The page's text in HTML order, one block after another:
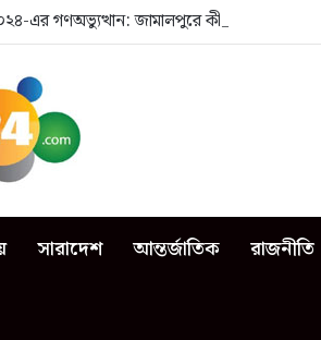
এর গণঅভ্যুত্থান: জামালপুরে কী কী ঘটেছিল?
সারাদেশ আন্তর্জাতিক রাজনীতি